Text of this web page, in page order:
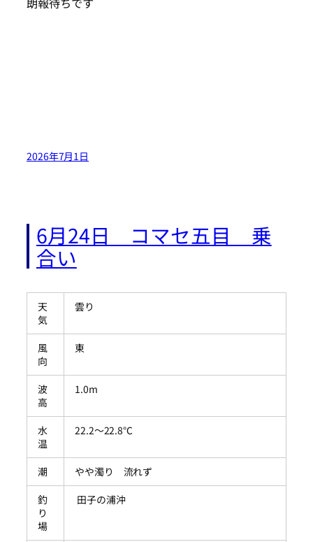
2026年7月1日
6月24日 コマセ五目 乗
合い
天
気
雲り
風
向
東
波
高
1.0m
水
温
22.2～22.8℃
潮
やや濁り 流れず
釣
り
場
田子の浦沖